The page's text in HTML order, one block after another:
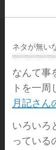
ネタが無い
なんて事
トを一周
月記さん
いろいろ
っている